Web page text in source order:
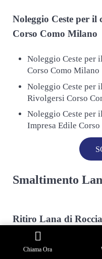
Noleggio Ceste per il
Corso Como Milano
Noleggio Ceste per
Corso Como Milano
Noleggio Ceste per
Rivolgersi Corso
Noleggio Ceste per
Impresa Edile
Smaltimento
Ritiro Lana di
Ritiro Lana di
Chiama Ora